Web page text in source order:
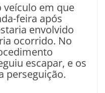
veículo em que
feira após
envolvido
ocorrido. No
escapar, e os
perseguição.